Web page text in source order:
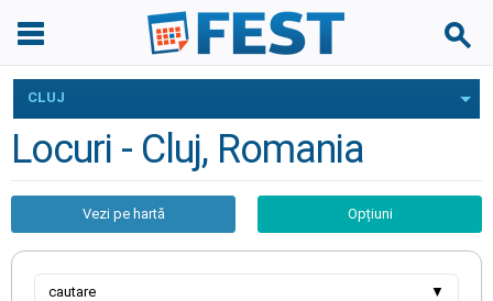
CLUJ
Locuri - Cluj, Romania
Vezi pe hartă Opțiuni
cautare ▼